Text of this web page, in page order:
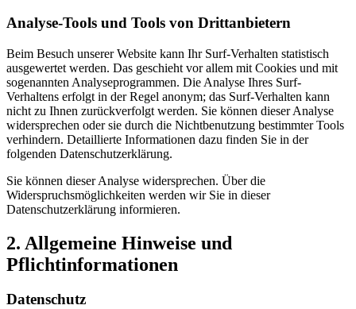
Analyse-Tools und Tools von Drittanbietern
Beim Besuch unserer Website kann Ihr Surf-Verhalten statistisch
ausgewertet werden. Das geschieht vor allem mit Cookies und mit
sogenannten Analyseprogrammen. Die Analyse Ihres Surf-
Verhaltens erfolgt in der Regel anonym; das Surf-Verhalten kann
nicht zu Ihnen zurückverfolgt werden. Sie können dieser Analyse
widersprechen oder sie durch die Nichtbenutzung bestimmter Tools
verhindern. Detaillierte Informationen dazu finden Sie in der
folgenden Datenschutzerklärung.
Sie können dieser Analyse widersprechen. Über die
Widerspruchsmöglichkeiten werden wir Sie in dieser
Datenschutzerklärung informieren.
2. Allgemeine Hinweise und
Pflichtinformationen
Datenschutz